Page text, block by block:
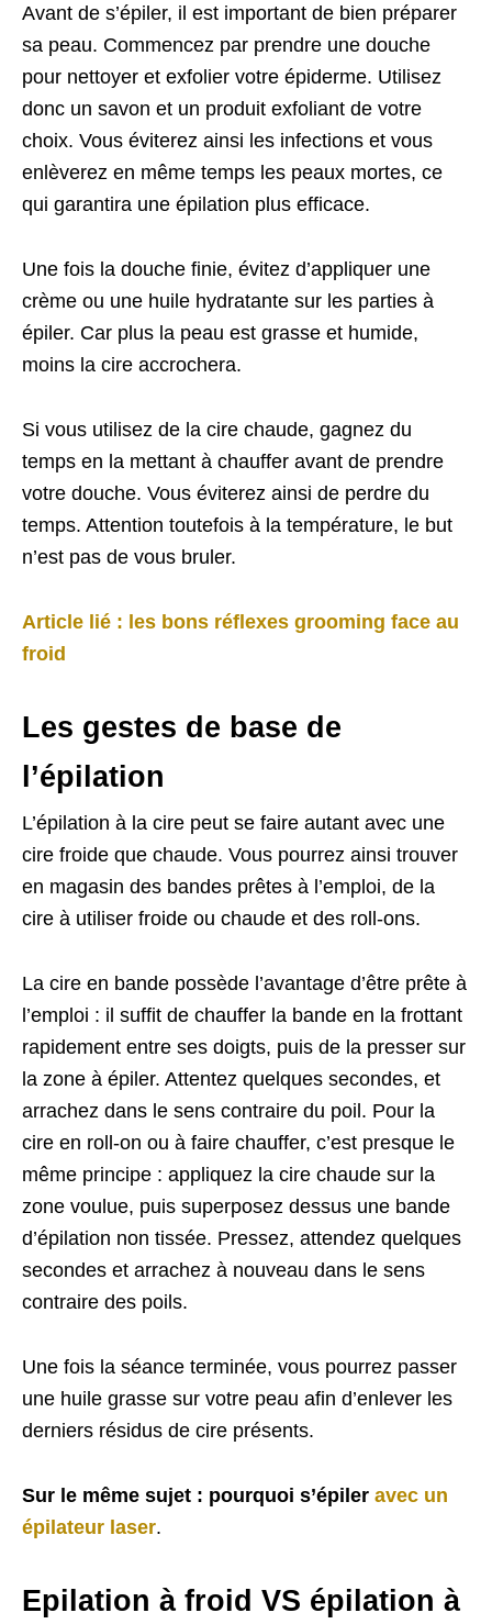
Avant de s’épiler, il est important de bien préparer
sa peau. Commencez par prendre une douche
pour nettoyer et exfolier votre épiderme. Utilisez
donc un savon et un produit exfoliant de votre
choix. Vous éviterez ainsi les infections et vous
enlèverez en même temps les peaux mortes, ce
qui garantira une épilation plus efficace.
Une fois la douche finie, évitez d’appliquer une
crème ou une huile hydratante sur les parties à
épiler. Car plus la peau est grasse et humide,
moins la cire accrochera.
Si vous utilisez de la cire chaude, gagnez du
temps en la mettant à chauffer avant de prendre
votre douche. Vous éviterez ainsi de perdre du
temps. Attention toutefois à la température, le but
n’est pas de vous bruler.
Article lié : les bons réflexes grooming face au
froid
Les gestes de base de
l’épilation
L’épilation à la cire peut se faire autant avec une
cire froide que chaude. Vous pourrez ainsi trouver
en magasin des bandes prêtes à l’emploi, de la
cire à utiliser froide ou chaude et des roll-ons.
La cire en bande possède l’avantage d’être prête à
l’emploi : il suffit de chauffer la bande en la frottant
rapidement entre ses doigts, puis de la presser sur
la zone à épiler. Attentez quelques secondes, et
arrachez dans le sens contraire du poil. Pour la
cire en roll-on ou à faire chauffer, c’est presque le
même principe : appliquez la cire chaude sur la
zone voulue, puis superposez dessus une bande
d’épilation non tissée. Pressez, attendez quelques
secondes et arrachez à nouveau dans le sens
contraire des poils.
Une fois la séance terminée, vous pourrez passer
une huile grasse sur votre peau afin d’enlever les
derniers résidus de cire présents.
Sur le même sujet : pourquoi s’épiler avec un
épilateur laser.
Epilation à froid VS épilation à